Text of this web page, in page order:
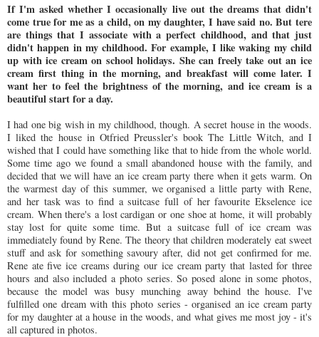
If I'm asked whether I occasionally live out the dreams that didn't
come true for me as a child, on my daughter, I have said no. But tere
are things that I associate with a perfect childhood, and that just
didn't happen in my childhood. For example, I like waking my child
up with ice cream on school holidays. She can freely take out an ice
cream first thing in the morning, and breakfast will come later. I
want her to feel the brightness of the morning, and ice cream is a
beautiful start for a day.
I had one big wish in my childhood, though. A secret house in the woods.
I liked the house in Otfried Preussler's book The Little Witch, and I
wished that I could have something like that to hide from the whole world.
Some time ago we found a small abandoned house with the family, and
decided that we will have an ice cream party there when it gets warm. On
the warmest day of this summer, we organised a little party with Rene,
and her task was to find a suitcase full of her favourite Ekselence ice
cream. When there's a lost cardigan or one shoe at home, it will probably
stay lost for quite some time. But a suitcase full of ice cream was
immediately found by Rene. The theory that children moderately eat sweet
stuff and ask for something savoury after, did not get confirmed for me.
Rene ate five ice creams during our ice cream party that lasted for three
hours and also included a photo series. So posed alone in some photos,
because the model was busy munching away behind the house. I've
fulfilled one dream with this photo series - organised an ice cream party
for my daughter at a house in the woods, and what gives me most joy - it's
all captured in photos.